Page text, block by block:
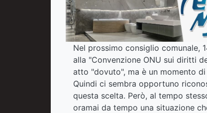
Nel prossimo consiglio comunale,
alla "Convenzione ONU sui diritti
atto "dovuto", ma è un momento
Quindi ci sembra opportuno
questa scelta. Però, al tempo
oramai da tempo una situazione